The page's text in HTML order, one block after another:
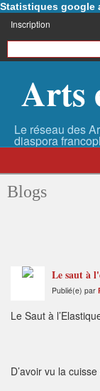
Statistiques google
Inscription
Arts
Blogs
Le saut à
Publié(e) par
Le Saut à
D’avoir vu la